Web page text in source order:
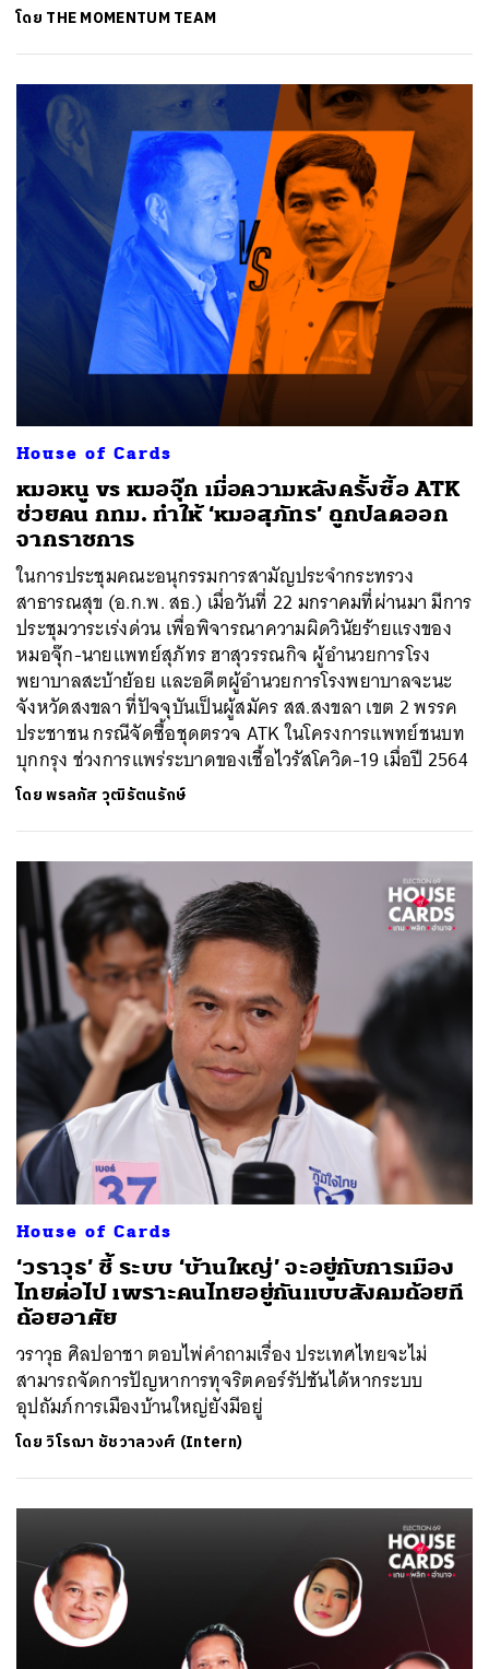
โดย THE MOMENTUM TEAM
House of Cards
หมอหนู vs หมอจุ๊ก เมื่อความหลังครั้งซื้อ ATK
ช่วยคน กทม. ทำให้ ‘หมอสุภัทร’ ถูกปลดออก
จากราชการ
ในการประชุมคณะอนุกรรมการสามัญประจำกระทรวง
สาธารณสุข (อ.ก.พ. สธ.) เมื่อวันที่ 22 มกราคมที่ผ่านมา มีการ
ประชุมวาระเร่งด่วน เพื่อพิจารณาความผิดวินัยร้ายแรงของ
หมอจุ๊ก-นายแพทย์สุภัทร ฮาสุวรรณกิจ ผู้อำนวยการโรง
พยาบาลสะบ้าย้อย และอดีตผู้อำนวยการโรงพยาบาลจะนะ
จังหวัดสงขลา ที่ปัจจุบันเป็นผู้สมัคร สส.สงขลา เขต 2 พรรค
ประชาชน กรณีจัดซื้อชุดตรวจ ATK ในโครงการแพทย์ชนบท
บุกกรุง ช่วงการแพร่ระบาดของเชื้อไวรัสโควิด-19 เมื่อปี 2564
โดยพรลภัส วุฒิรัตนรักษ์
House of Cards
‘วราวุธ’ ชี้ ระบบ ‘บ้านใหญ่’ จะอยู่กับการเมือง
ไทยต่อไป เพราะคนไทยอยู่กันแบบสังคมถ้อยที
ถ้อยอาศัย
วราวุธ ศิลปอาชา ตอบไพ่คำถามเรื่อง ประเทศไทยจะไม่
สามารถจัดการปัญหาการทุจริตคอร์รัปชันได้หากระบบ
อุปถัมภ์การเมืองบ้านใหญ่ยังมีอยู่
โดยวิโรฌา ชัชวาลวงศ์ (Intern)
ค้นหา
SHARE TWEET LINE EMAIL